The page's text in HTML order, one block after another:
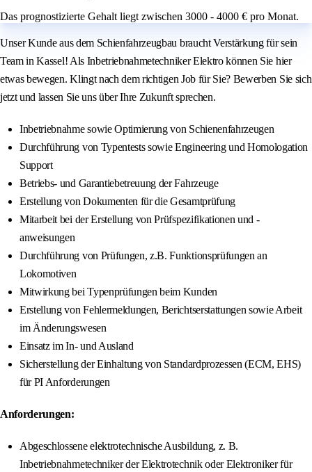
Das prognostizierte Gehalt liegt zwischen 3000 - 4000 € pro Monat.
Unser Kunde aus dem Schienfahrzeugbau braucht Verstärkung für sein
Team in Kassel! Als Inbetriebnahmetechniker Elektro können Sie hier
etwas bewegen. Klingt nach dem richtigen Job für Sie? Bewerben Sie sich
jetzt und lassen Sie uns über Ihre Zukunft sprechen.
Inbetriebnahme sowie Optimierung von Schienenfahrzeugen
Durchführung von Typentests sowie Engineering und Homologation
Support
Betriebs- und Garantiebetreuung der Fahrzeuge
Erstellung von Dokumenten für die Gesamtprüfung
Mitarbeit bei der Erstellung von Prüfspezifikationen und -
anweisungen
Durchführung von Prüfungen, z.B. Funktionsprüfungen an
Lokomotiven
Mitwirkung bei Typenprüfungen beim Kunden
Erstellung von Fehlermeldungen, Berichtserstattungen sowie Arbeit
im Änderungswesen
Einsatz im In- und Ausland
Sicherstellung der Einhaltung von Standardprozessen (ECM, EHS)
für PI Anforderungen
Anforderungen:
Abgeschlossene elektrotechnische Ausbildung, z. B.
Inbetriebnahmetechniker der Elektrotechnik oder Elektroniker für